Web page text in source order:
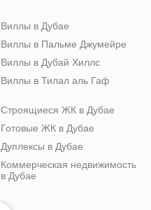
Виллы в Дубае
Виллы в Пальме Джумейре
Виллы в Дубай Хиллс
Виллы в Тилал аль Гаф
Строящиеся ЖК в Дубае
Готовые ЖК в Дубае
Дуплексы в Дубае
Коммерческая недвижимость
в Дубае